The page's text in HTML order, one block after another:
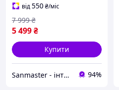
від550₴/міс
5 499₴
7 999 ₴
Купити
Sanmaster - інтернет-магазин сантехніки 94%